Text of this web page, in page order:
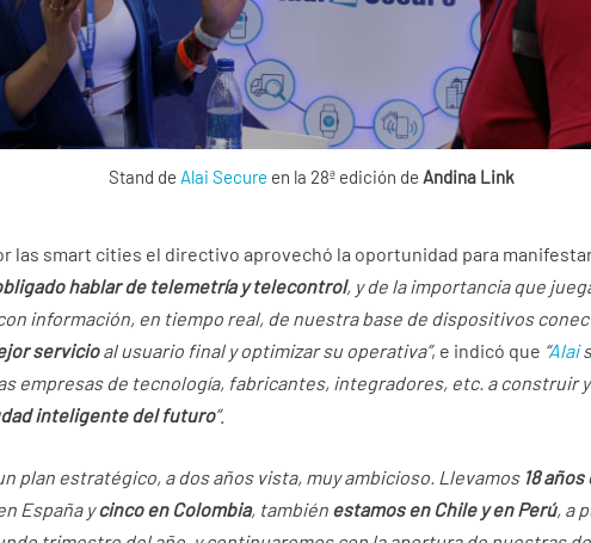
Stand de Alai Secure en la 28ª edición de Andina Link
las smart cities el directivo aprovechó la oportunidad para
hablar de telemetría y telecontrol, y de la importancia que
información, en tiempo real, de nuestra base de dispositivos
servicioal usuario final y optimizar su operativa”, e indicó que “Alai
empresas de tecnología, fabricantes, integradores, etc. a construir y
inteligente del futuro”.
plan estratégico, a dos años vista, muy ambicioso. Llevamos 18
España ycinco en Colombia, también estamos en Chile y en Perú, a